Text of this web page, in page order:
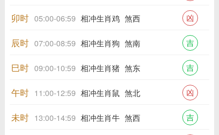
卯时 05:00-06:59 相冲生肖鸡 煞西 凶
辰时 07:00-08:59 相冲生肖狗 煞南 吉
巳时 09:00-10:59 相冲生肖猪 煞东 吉
午时 11:00-12:59 相冲生肖鼠 煞北 凶
未时 13:00-14:59 相冲生肖牛 煞西 吉